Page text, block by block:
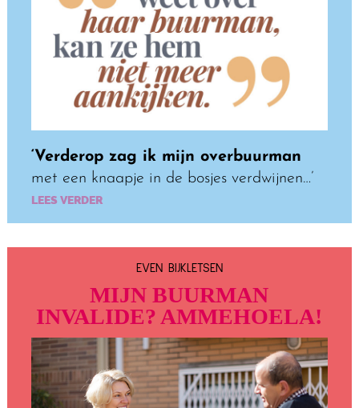
‘Verderop zag ik mijn overbuurman
met een knaapje in de bosjes verdwijnen…’
LEES VERDER
EVEN BIJKLETSEN
MIJN BUURMAN
INVALIDE? AMMEHOELA!